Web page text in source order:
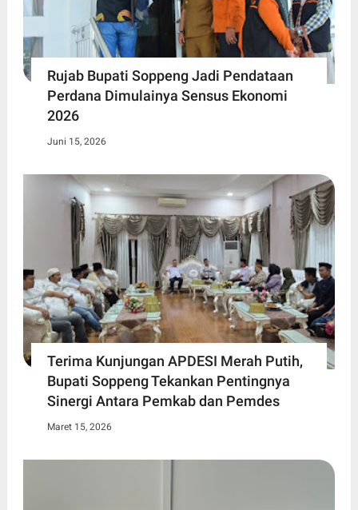
Rujab Bupati Soppeng Jadi Pendataan
Perdana Dimulainya Sensus Ekonomi
2026
Juni 15, 2026
Terima Kunjungan APDESI Merah Putih,
Bupati Soppeng Tekankan Pentingnya
Sinergi Antara Pemkab dan Pemdes
Maret 15, 2026